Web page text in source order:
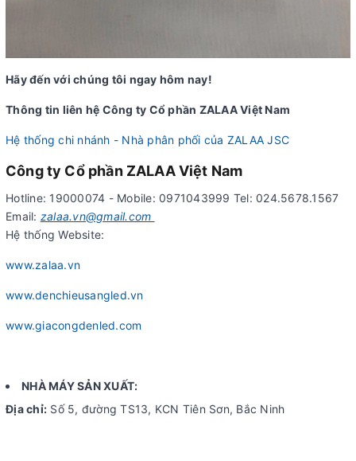
Hãy đến với chúng tôi ngay hôm nay!
Thông tin liên hệ Công ty Cổ phần ZALAA Việt Nam
Hệ thống chi nhánh - Nhà phân phối của ZALAA JSC
Công ty Cổ phần ZALAA Việt Nam
Hotline: 19000074 - Mobile: 0971043999 Tel: 024.5678.1567
Email: zalaa.vn@gmail.com
Hệ thống Website:
www.zalaa.vn
www.denchieusangled.vn
www.giacongdenled.com
NHÀ MÁY SẢN XUẤT:
Địa chỉ: Số 5, đường TS13, KCN Tiên Sơn, Bắc Ninh